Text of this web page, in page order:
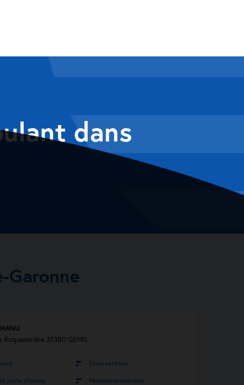
dans
Garonne
Roqueserière 31380 GEMIL
Store extérieur
porte d’entrée Menuiserie intérieure